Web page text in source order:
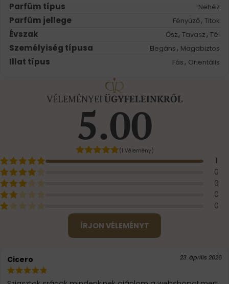
Parfüm típus Nehéz
Parfüm jellege Fényűző, Titok
Évszak Ősz, Tavasz , Tél
Személyiség típusa Elegáns , Magabiztos
Illat típus Fás , Orientális
VÉLEMÉNYEI ÜGYFELEINKRŐL
5.00
(1 Vélemény)
1
0
0
0
0
ÍRJON VÉLEMÉNYT
Cicero 23. április 2026